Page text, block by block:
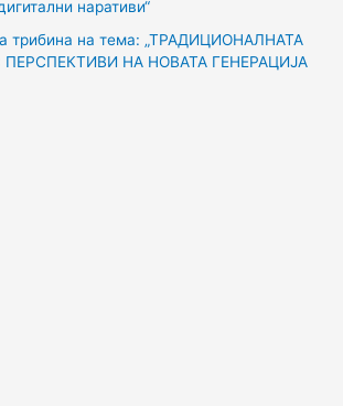
наративи“
трибина на тема: „ТРАДИЦИОНАЛНАТА
ПЕРСПЕКТИВИ НА НОВАТА ГЕНЕРАЦИЈА